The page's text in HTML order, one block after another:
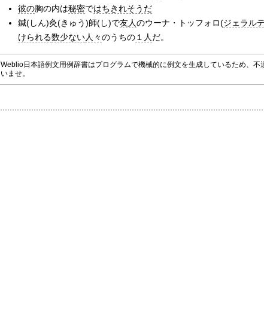
彼の胸の内は秘密ではちきれそうだ
鍼(しん)灸(きゅう)師(し)で友人のウーナ・トッフォロ(ジェラル
けられる数少ない人々のうちの１人だ。
Weblio日本語例文用例辞書はプログラムで機械的に例文を生成しているため、
いませ。